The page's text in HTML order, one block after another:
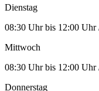
Dienstag
08:30 Uhr bis 12:00
Mittwoch
08:30 Uhr bis 12:00
Donnerstag